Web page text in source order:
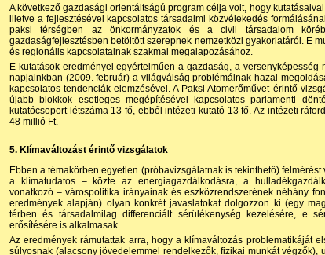
A következő gazdasági orientáltságú program célja volt, hogy
illetve a fejlesztésével kapcsolatos társadalmi közvélekedés
paksi térségben az önkormányzatok és a civil társadalom
gazdaságfejlesztésben betöltött szerepnek nemzetközi gyakorlatáról. E
és regionális kapcsolatainak szakmai megalapozásához.
E kutatások eredményei egyértelműen a gazdaság, a
napjainkban (2009. február) a világválság problémáinak hazai
kapcsolatos tendenciák elemzésével. A Paksi Atomerőművet érintő
újabb blokkok esetleges megépítésével kapcsolatos parlamenti
kutatócsoport létszáma 13 fő, ebből intézeti kutató 13 fő. Az intézeti
48 millió Ft.
5. Klímaváltozást érintő vizsgálatok
Ebben a témakörben egyetlen (próbavizsgálatnak is tekinthető)
a klímatudatos – közte az energia­gazdál­kodásra, a
vonatkozó – várospolitika irányainak és eszközrendszerének néhány
eredmények alapján) olyan konkrét javaslatokat dolgozzon ki (egy
térben és társadalmilag differenciált sérülékenység kezelésére, e
erősítésére is alkalmasak.
Az eredmények rámutattak arra, hogy a klímaváltozás problematikáját
súlyosnak (alacsony jövedelemmel rendelkezők, fizikai munkát